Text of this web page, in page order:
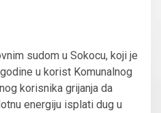
sudom u Sokocu, koji je
u korist Komunalnog
korisnika grijanja da
energiju isplati dug u